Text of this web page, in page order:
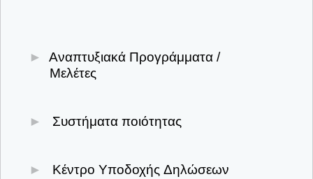
Αναπτυξιακά Προγράμματα /
Μελέτες
σχεδίων
Συστήματα ποιότητας
Κέντρο Υποδοχής Δηλώσεων